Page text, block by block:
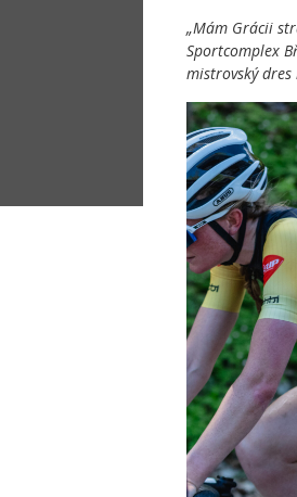
„Mám Grácii
Sportcomplex
mistrovský dres